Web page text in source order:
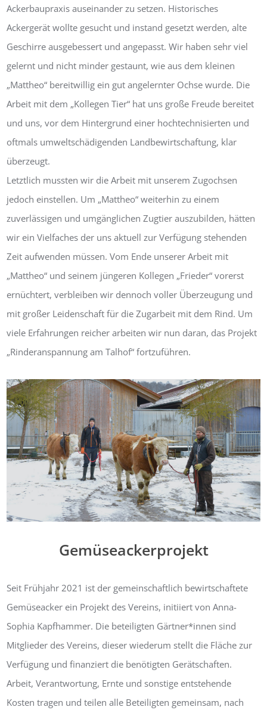
Ackerbaupraxis auseinander zu setzen. Historisches
Ackergerät wollte gesucht und instand gesetzt werden, alte
Geschirre ausgebessert und angepasst. Wir haben sehr viel
gelernt und nicht minder gestaunt, wie aus dem kleinen
„Mattheo“ bereitwillig ein gut angelernter Ochse wurde. Die
Arbeit mit dem „Kollegen Tier“ hat uns große Freude bereitet
und uns, vor dem Hintergrund einer hochtechnisierten und
oftmals umweltschädigenden Landbewirtschaftung, klar
überzeugt.
Letztlich mussten wir die Arbeit mit unserem Zugochsen
jedoch einstellen. Um „Mattheo“ weiterhin zu einem
zuverlässigen und umgänglichen Zugtier auszubilden, hätten
wir ein Vielfaches der uns aktuell zur Verfügung stehenden
Zeit aufwenden müssen. Vom Ende unserer Arbeit mit
„Mattheo“ und seinem jüngeren Kollegen „Frieder“ vorerst
ernüchtert, verbleiben wir dennoch voller Überzeugung und
mit großer Leidenschaft für die Zugarbeit mit dem Rind. Um
viele Erfahrungen reicher arbeiten wir nun daran, das Projekt
„Rinderanspannung am Talhof“ fortzuführen.
Gemüseackerprojekt
Seit Frühjahr 2021 ist der gemeinschaftlich bewirtschaftete
Gemüseacker ein Projekt des Vereins, initiiert von Anna-
Sophia Kapfhammer. Die beteiligten Gärtner*innen sind
Mitglieder des Vereins, dieser wiederum stellt die Fläche zur
Verfügung und finanziert die benötigten Gerätschaften.
Arbeit, Verantwortung, Ernte und sonstige entstehende
Kosten tragen und teilen alle Beteiligten gemeinsam, nach